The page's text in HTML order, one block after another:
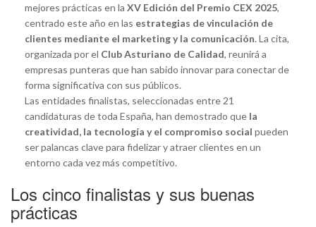
mejores prácticas en la XV Edición del Premio CEX 2025,
centrado este año en las estrategias de vinculación de
clientes mediante el marketing y la comunicación. La cita,
organizada por el Club Asturiano de Calidad, reunirá a
empresas punteras que han sabido innovar para conectar de
forma significativa con sus públicos.
Las entidades finalistas, seleccionadas entre 21
candidaturas de toda España, han demostrado que la
creatividad, la tecnología y el compromiso social pueden
ser palancas clave para fidelizar y atraer clientes en un
entorno cada vez más competitivo.
Los cinco finalistas y sus buenas
prácticas